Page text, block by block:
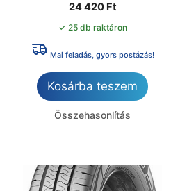
24 420 Ft
✓ 25 db raktáron
Mai feladás, gyors postázás!
Kosárba teszem
Összehasonlítás